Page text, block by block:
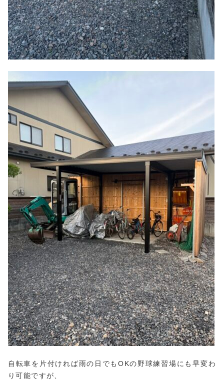
自転車を片付ければ雨の日でもOKの野球練習場にも早変わ
り可能ですが、